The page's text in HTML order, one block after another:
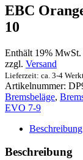
EBC
10
Enthält 19% MwSt.
zzgl. Versand
Lieferzeit: ca. 3-4
Artikelnummer:
Bremsbeläge,
EVO 7-9
Beschreibung
Beschreibung